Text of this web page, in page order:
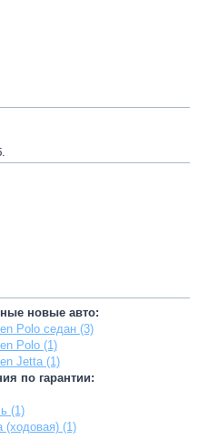
новые авто:
Polo седан (3)
Polo (1)
Jetta (1)
по гарантии:
(1)
(ходовая) (1)